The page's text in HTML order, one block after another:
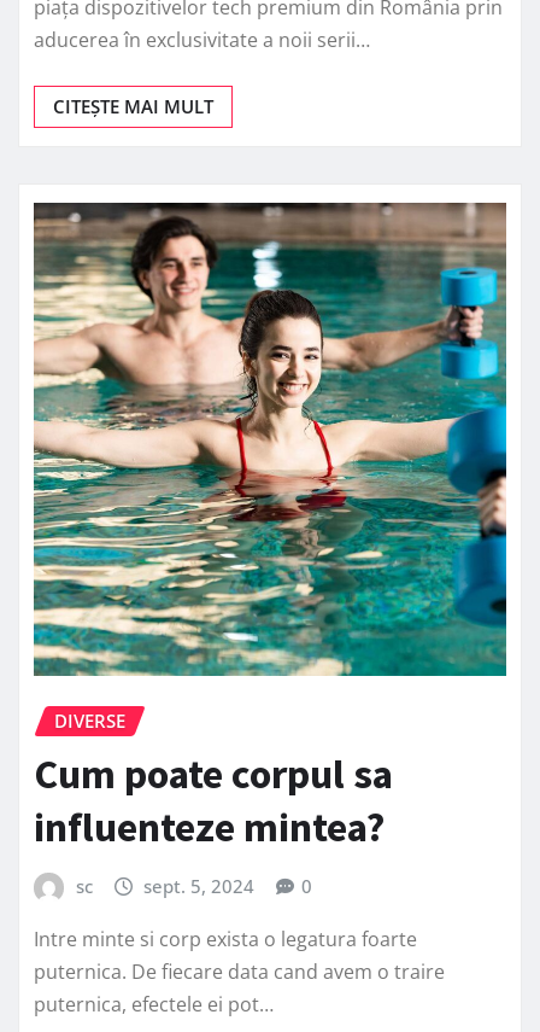
piața dispozitivelor tech premium din România prin
aducerea în exclusivitate a noii serii…
CITEȘTE MAI MULT
DIVERSE
Cum poate corpul sa
influenteze mintea?
sc sept. 5, 2024 0
Intre minte si corp exista o legatura foarte
puternica. De fiecare data cand avem o traire
puternica, efectele ei pot…